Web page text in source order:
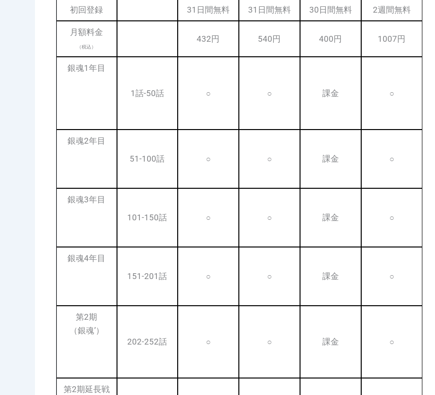
初回登録 31日間無料 31日間無料 30日間無料 2週間無料
月額料金
（税込）
432円 540円 400円 1007円
銀魂1年目
1話-50話 ○ ○ 課金 ○
銀魂2年目
51-100話
○ ○ 課金 ○
銀魂3年目
101-150話
○ ○ 課金 ○
銀魂4年目
151-201話
○ ○ 課金 ○
第2期
（銀魂’）
202-252話
○ ○ 課金 ○
第2期延長戦